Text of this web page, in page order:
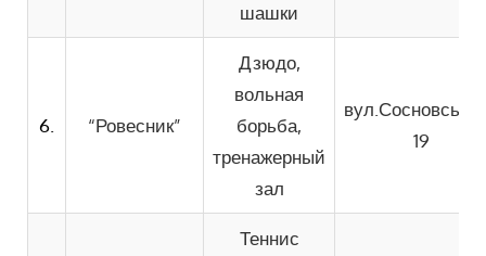
шашки
6. “Ровесник”
Дзюдо,
вольная
борьба,
тренажерный
зал
19
Теннис